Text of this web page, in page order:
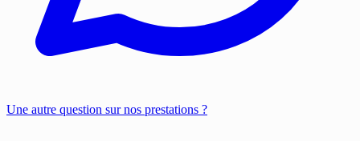
Une autre question sur nos prestations ?